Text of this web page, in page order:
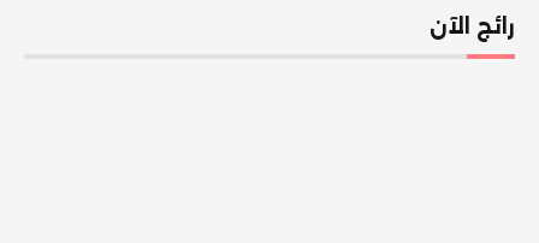
رائج الآن